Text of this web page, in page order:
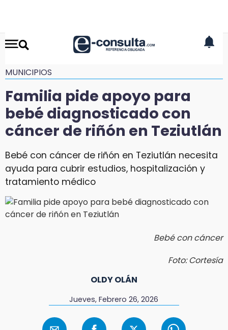
MUNICIPIOS
Familia pide apoyo para
bebé diagnosticado con
cáncer de riñón en Teziutlán
Bebé con cáncer de riñón en Teziutlán necesita
ayuda para cubrir estudios, hospitalización y
tratamiento médico
Bebé con cáncer
Foto: Cortesía
OLDY OLÁN
Jueves, Febrero 26, 2026